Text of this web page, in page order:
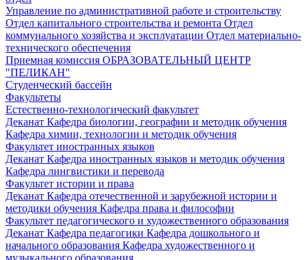
Управление по административной работе и строительству
Отдел капитального строительства и ремонта Отдел
коммунального хозяйства и эксплуатации Отдел материально-
технического обеспечения
Приемная комиссия ОБРАЗОВАТЕЛЬНЫЙ ЦЕНТР
"ПЕЛИКАН"
Студенческий бассейн
Факультеты
Естественно-технологический факультет
Деканат Кафедра биологии, географии и методик обучения
Кафедра химии, технологии и методик обучения
Факультет иностранных языков
Деканат Кафедра иностранных языков и методик обучения
Кафедра лингвистики и перевода
Факультет истории и права
Деканат Кафедра отечественной и зарубежной истории и
методики обучения Кафедра права и философии
Факультет педагогического и художественного образования
Деканат Кафедра педагогики Кафедра дошкольного и
начального образования Кафедра художественного и
музыкального образования